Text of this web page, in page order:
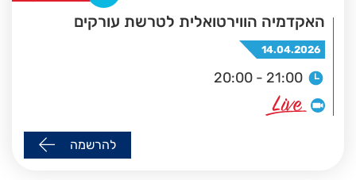
האקדמיה הווירטואלית לטרשת עורקים
14.04.2026
20:00 - 21:00
להרשמה